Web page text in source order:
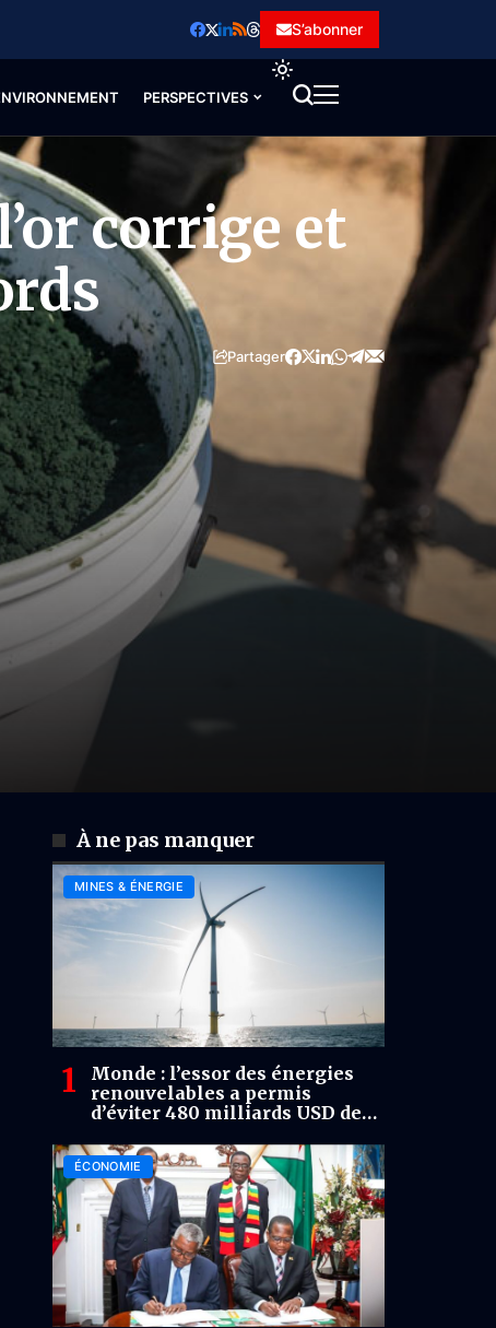
S’abonner
PERSPECTIVES
corrige et
Partager
À ne pas manquer
MINES & ÉNERGIE
Monde : l’essor des énergies
renouvelables a permis
d’éviter 480 milliards USD de
fossiles (Rapport)
ÉCONOMIE